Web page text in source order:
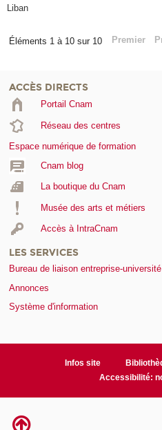
Liban
Éléments 1 à 10 sur 10 Premier
ACCÈS DIRECTS
Portail Cnam
Réseau des centres
Espace numérique de formation
Cnam blog
La boutique du Cnam
Musée des arts et métiers
Accès à IntraCnam
LES SERVICES
Bureau de liaison entreprise-université
Annonces
Système d'information
Infos site
Accessibilité: